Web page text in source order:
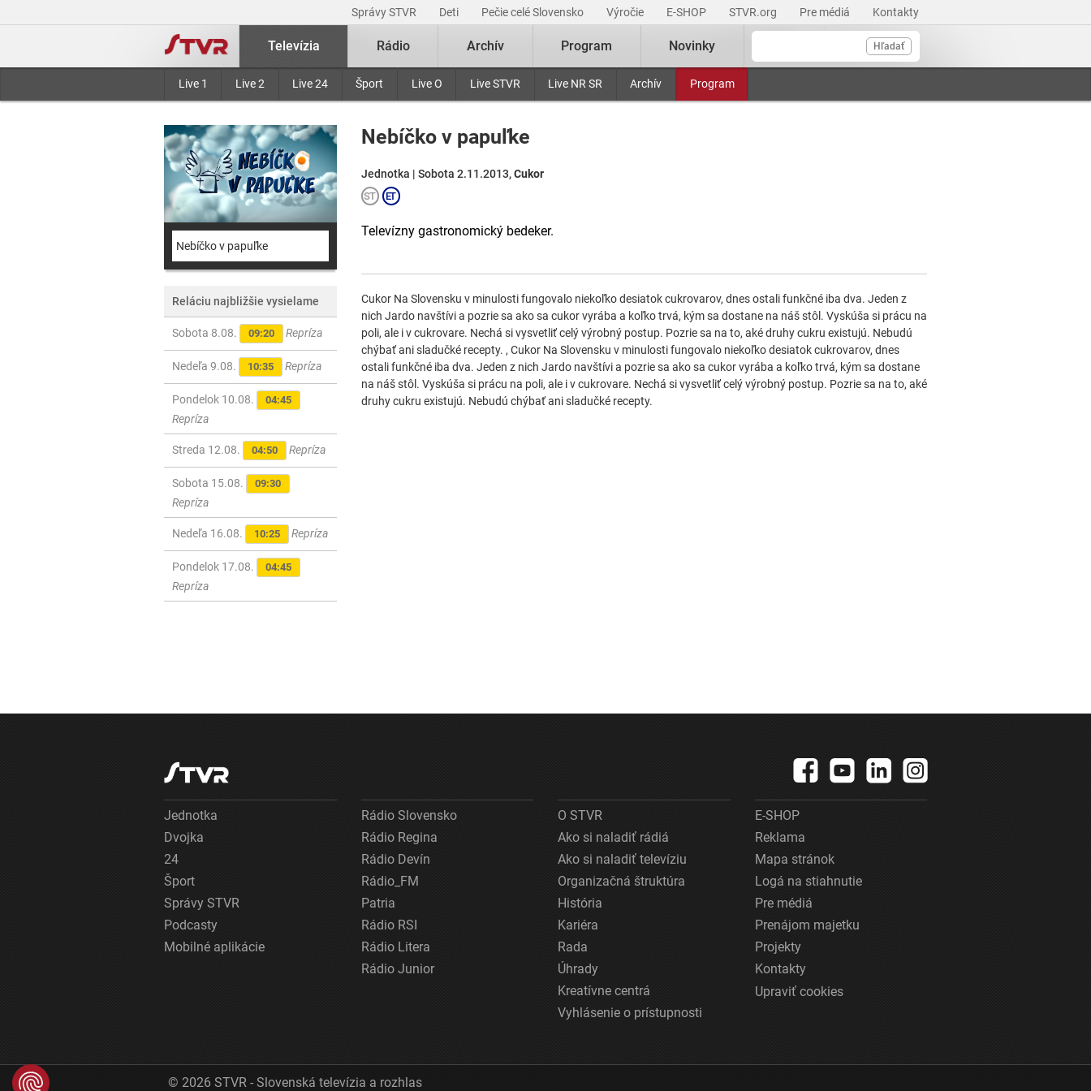
Správy STVR Deti Pečie celé Slovensko Výročie E-SHOP STVR.org Pre médiá Kontakty
Hľadať
Televízia
Live 1 Live 2 Live 24 Šport Live O Live STVR Live NR SR Archív Program
Rádio Archív Program Novinky
Nebíčko v papuľke
Reláciu najbližšie vysielame
Sobota 8.08. 09:20 Repríza
Nedeľa 9.08. 10:35 Repríza
Pondelok 10.08. 04:45
Repríza
Streda 12.08. 04:50 Repríza
Sobota 15.08. 09:30
Repríza
Nedeľa 16.08. 10:25 Repríza
Pondelok 17.08. 04:45
Repríza
Nebíčko v papuľke
Jednotka | Sobota 2.11.2013,Cukor
Televízny gastronomický bedeker.
Cukor Na Slovensku v minulosti fungovalo niekoľko desiatok cukrovarov, dnes ostali funkčné iba dva. Jeden z
nich Jardo navštívi a pozrie sa ako sa cukor vyrába a koľko trvá, kým sa dostane na náš stôl. Vyskúša si prácu na
poli, ale i v cukrovare. Nechá si vysvetliť celý výrobný postup. Pozrie sa na to, aké druhy cukru existujú. Nebudú
chýbať ani sladučké recepty. , Cukor Na Slovensku v minulosti fungovalo niekoľko desiatok cukrovarov, dnes
ostali funkčné iba dva. Jeden z nich Jardo navštívi a pozrie sa ako sa cukor vyrába a koľko trvá, kým sa dostane
na náš stôl. Vyskúša si prácu na poli, ale i v cukrovare. Nechá si vysvetliť celý výrobný postup. Pozrie sa na to, aké
druhy cukru existujú. Nebudú chýbať ani sladučké recepty.
Jednotka
Dvojka
24
Šport
Správy STVR
Podcasty
Mobilné aplikácie
Rádio Slovensko
Rádio Regina
Rádio Devín
Rádio_FM
Patria
Rádio RSI
Rádio Litera
Rádio Junior
O STVR
Ako si naladiť rádiá
Ako si naladiť televíziu
Organizačná štruktúra
História
Kariéra
Rada
Úhrady
Kreatívne centrá
Vyhlásenie o prístupnosti
E-SHOP
Reklama
Mapa stránok
Logá na stiahnutie
Pre médiá
Prenájom majetku
Projekty
Kontakty
Upraviť cookies
© 2026 STVR - Slovenská televízia a rozhlas